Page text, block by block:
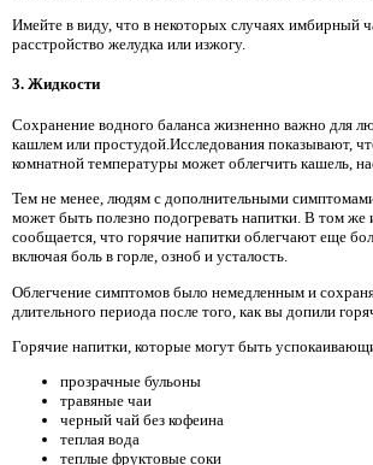
Имейте в виду, что в некоторых случаях имбирный
расстройство желудка или изжогу.
3. Жидкости
Сохранение водного баланса жизненно важно для
кашлем или простудой.Исследования показывают,
комнатной температуры может облегчить кашель,
Тем не менее, людям с дополнительными
может быть полезно подогревать напитки. В том же
сообщается, что горячие напитки облегчают еще
включая боль в горле, озноб и усталость.
Облегчение симптомов было немедленным и
длительного периода после того, как вы допили
Горячие напитки, которые могут быть
прозрачные бульоны
травяные чаи
черный чай без кофеина
теплая вода
теплые фруктовые соки